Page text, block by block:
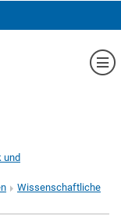
und
Wissenschaftliche